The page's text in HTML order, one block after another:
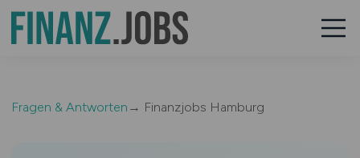
Fragen & Antworten → Finanzjobs Hamburg